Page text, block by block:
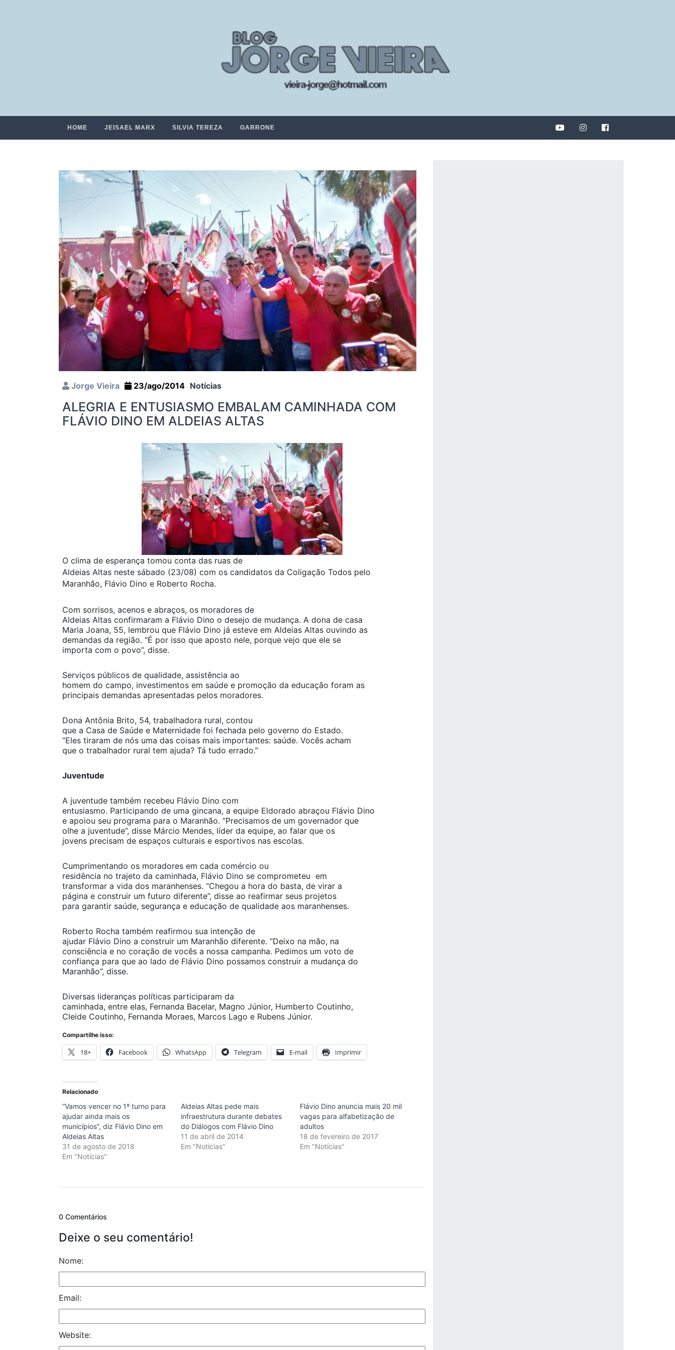
HOME JEISAEL MARX SILVIA TEREZA GARRONE
Jorge Vieira 23/ago/2014 Notícias
ALEGRIA E ENTUSIASMO EMBALAM CAMINHADA COM
FLÁVIO DINO EM ALDEIAS ALTAS
O clima de esperança tomou conta das ruas de
Aldeias Altas neste sábado (23/08) com os candidatos da Coligação Todos pelo
Maranhão, Flávio Dino e Roberto Rocha.
Com sorrisos, acenos e abraços, os moradores de
Aldeias Altas confirmaram a Flávio Dino o desejo de mudança. A dona de casa
Maria Joana, 55, lembrou que Flávio Dino já esteve em Aldeias Altas ouvindo as
demandas da região. “É por isso que aposto nele, porque vejo que ele se
importa com o povo”, disse.
Serviços públicos de qualidade, assistência ao
homem do campo, investimentos em saúde e promoção da educação foram as
principais demandas apresentadas pelos moradores.
Dona Antônia Brito, 54, trabalhadora rural, contou
que a Casa de Saúde e Maternidade foi fechada pelo governo do Estado.
“Eles tiraram de nós uma das coisas mais importantes: saúde. Vocês acham
que o trabalhador rural tem ajuda? Tá tudo errado.”
Juventude
A juventude também recebeu Flávio Dino com
entusiasmo. Participando de uma gincana, a equipe Eldorado abraçou Flávio Dino
e apoiou seu programa para o Maranhão. “Precisamos de um governador que
olhe a juventude”, disse Márcio Mendes, líder da equipe, ao falar que os
jovens precisam de espaços culturais e esportivos nas escolas.
Cumprimentando os moradores em cada comércio ou
residência no trajeto da caminhada, Flávio Dino se comprometeu em
transformar a vida dos maranhenses. “Chegou a hora do basta, de virar a
página e construir um futuro diferente”, disse ao reafirmar seus projetos
para garantir saúde, segurança e educação de qualidade aos maranhenses.
Roberto Rocha também reafirmou sua intenção de
ajudar Flávio Dino a construir um Maranhão diferente. “Deixo na mão, na
consciência e no coração de vocês a nossa campanha. Pedimos um voto de
confiança para que ao lado de Flávio Dino possamos construir a mudança do
Maranhão”, disse.
Diversas lideranças políticas participaram da
caminhada, entre elas, Fernanda Bacelar, Magno Júnior, Humberto Coutinho,
Cleide Coutinho, Fernanda Moraes, Marcos Lago e Rubens Júnior.
Compartilhe isso:
18+ Facebook WhatsApp Telegram E-mail Imprimir
Relacionado
“Vamos vencer no 1º turno para
ajudar ainda mais os
municípios”, diz Flávio Dino em
Aldeias Altas
31 de agosto de 2018
Em "Notícias"
Aldeias Altas pede mais
infraestrutura durante debates
do Diálogos com Flávio Dino
11 de abril de 2014
Em "Notícias"
Flávio Dino anuncia mais 20 mil
vagas para alfabetização de
adultos
18 de fevereiro de 2017
Em "Notícias"
0 Comentários
Deixe o seu comentário!
Nome:
Email:
Website: